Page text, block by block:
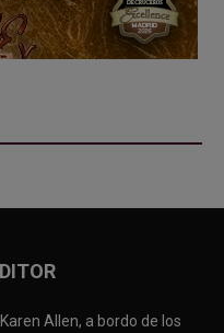
Allen, a bordo de los